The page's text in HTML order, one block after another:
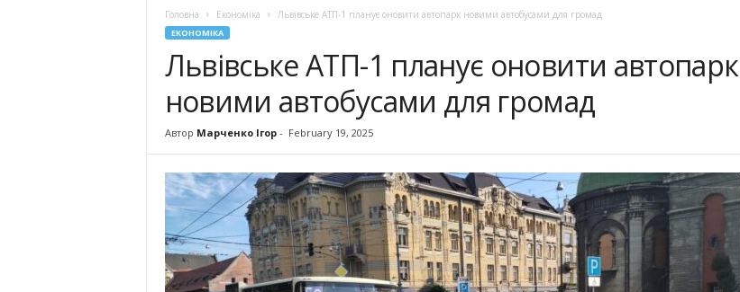
Головна Економіка Львівське АТП-1 планує оновити автопарк новими автобусами для громад
ЕКОНОМІКА
Львівське АТП-1 планує оновити автопарк
новими автобусами для громад
Автор Марченко Ігор- February 19, 2025